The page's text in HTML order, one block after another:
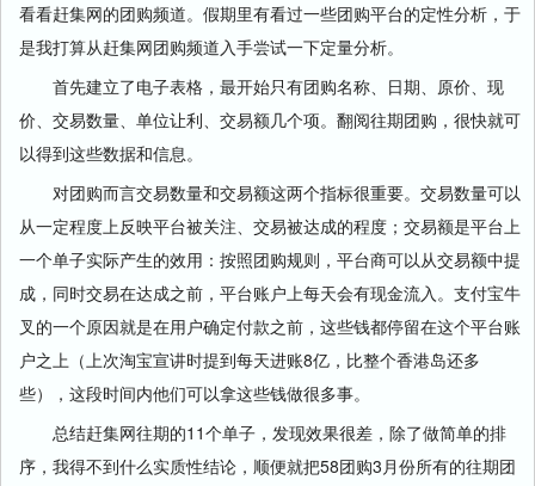
看看赶集网的团购频道。假期里有看过一些团购平台的定性分析，于
是我打算从赶集网团购频道入手尝试一下定量分析。
首先建立了电子表格，最开始只有团购名称、日期、原价、现
价、交易数量、单位让利、交易额几个项。翻阅往期团购，很快就可
以得到这些数据和信息。
对团购而言交易数量和交易额这两个指标很重要。交易数量可以
从一定程度上反映平台被关注、交易被达成的程度；交易额是平台上
一个单子实际产生的效用：按照团购规则，平台商可以从交易额中提
成，同时交易在达成之前，平台账户上每天会有现金流入。支付宝牛
叉的一个原因就是在用户确定付款之前，这些钱都停留在这个平台账
户之上（上次淘宝宣讲时提到每天进账8亿，比整个香港岛还多
些），这段时间内他们可以拿这些钱做很多事。
总结赶集网往期的11个单子，发现效果很差，除了做简单的排
序，我得不到什么实质性结论，顺便就把58团购3月份所有的往期团